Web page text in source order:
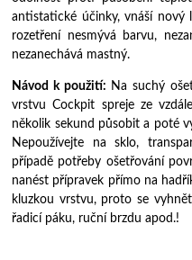
antistatické účinky, vnáší nový
rozetření nesmývá barvu,
nezanechává mastný.
Návod k použití: Na suchý
vrstvu Cockpit spreje ze
několik sekund působit a poté
Nepoužívejte na sklo,
případě potřeby ošetřování
nanést přípravek přímo na
kluzkou vrstvu, proto se
řadicí páku, ruční brzdu apod.!